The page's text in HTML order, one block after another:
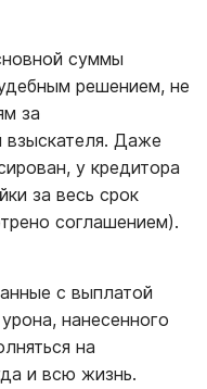
суммы
решением, не
за
взыскателя. Даже
у кредитора
за весь срок
соглашением).
с выплатой
нанесенного
на
и всю жизнь.